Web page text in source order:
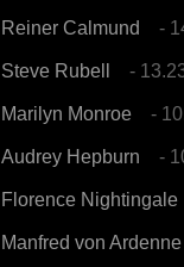
Reiner Calmund -
Steve Rubell -
Marilyn Monroe -
Audrey Hepburn -
Florence Nightingale
Manfred von Ardenne